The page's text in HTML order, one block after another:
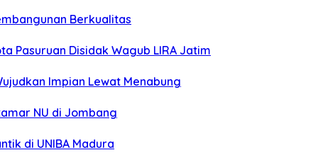
Berkualitas
Pasuruan Disidak Wagub LIRA Jatim
Impian Lewat Menabung
NU di Jombang
di UNIBA Madura